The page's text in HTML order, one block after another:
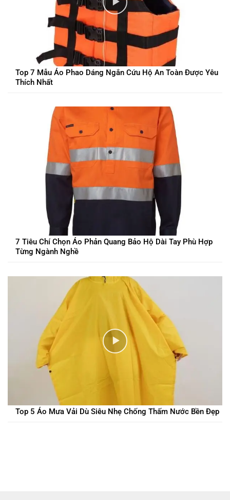
Top 7 Mẫu Áo Phao Dáng Ngắn Cứu Hộ An Toàn Được Yêu
Thích Nhất
7 Tiêu Chí Chọn Áo Phản Quang Bảo Hộ Dài Tay Phù Hợp
Từng Ngành Nghề
Top 5 Áo Mưa Vải Dù Siêu Nhẹ Chống Thấm Nước Bền Đẹp